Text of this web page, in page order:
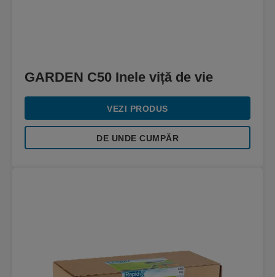
GARDEN C50 Inele viță de vie
VEZI PRODUS
DE UNDE CUMPĂR